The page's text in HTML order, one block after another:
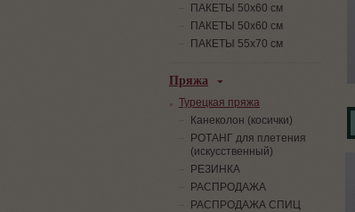
ПАКЕТЫ 50х60 см
ПАКЕТЫ 50х60 см
ПАКЕТЫ 55х70 см
Пряжа
Турецкая пряжа
Канеколон (косички)
РОТАНГ для плетения
(искусственный)
PЕЗИНКА
РАСПРОДАЖА
РАСПРОДАЖА СПИЦ